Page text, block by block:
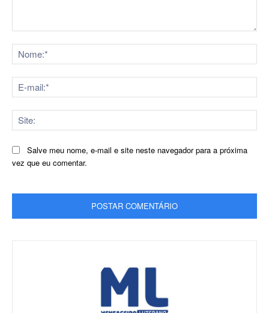
Salve meu nome, e-mail e site neste navegador para a próxima
vez que eu comentar.